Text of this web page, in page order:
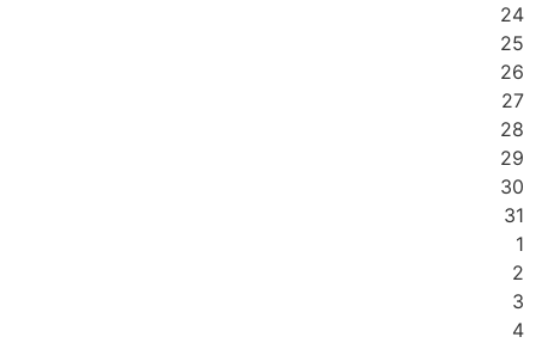
24
25
26
27
28
29
30
31
1
2
3
4